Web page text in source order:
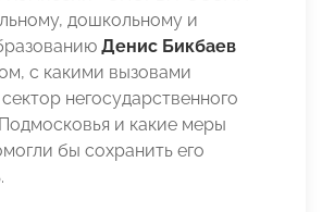
дошкольному и
Денис Бикбаев
с какими вызовами
негосударственного
и какие меры
бы сохранить его